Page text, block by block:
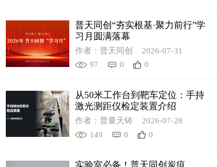
普天同创“夯实根基·聚力前行”学
习月圆满落幕
作者：普天同创
2026-07-31
97
0 0
从50米工作台到靶车定位：手持
激光测距仪检定装置介绍
作者：普量天铸
2026-07-28
149
0 0